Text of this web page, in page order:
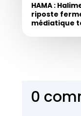
HAMA :
riposte
médiatique
0